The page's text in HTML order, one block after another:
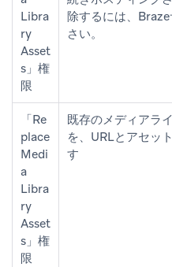
Libra
ry
Asset
s」権
限
除するには、
さい。
「Re
place
Medi
a
Libra
ry
Asset
s」権
限
既存のメディアラ
を、URLとアセッ
す